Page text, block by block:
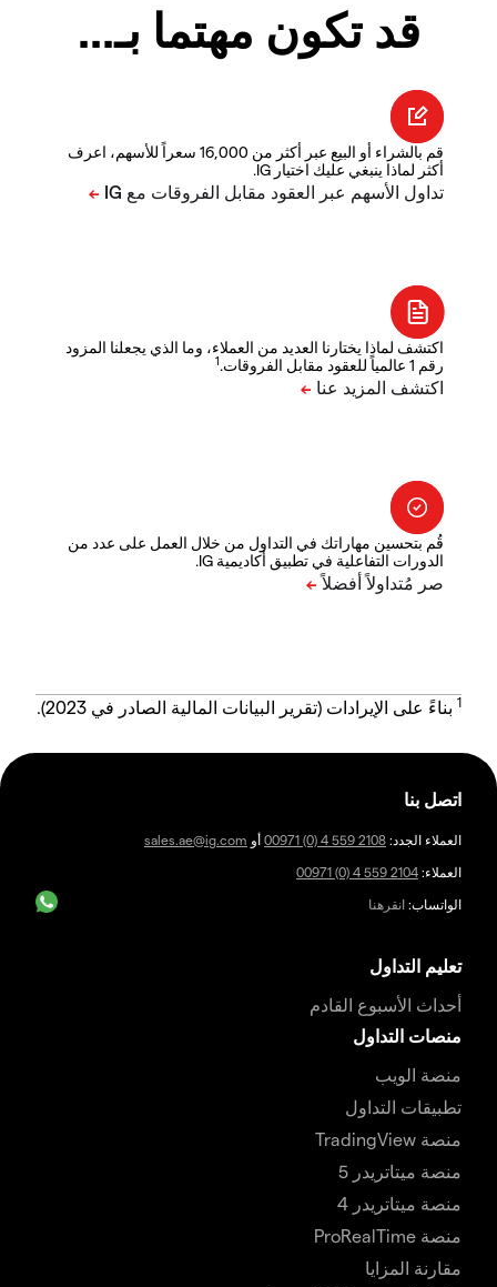
قد تكون مهتما بـ...
قم بالشراء أو البيع عبر أكثر من 16,000 سعراً للأسهم، اعرف
أكثر لماذا ينبغي عليك اختيار IG.
اكتشف لماذا يختارنا العديد من العملاء، وما الذي يجعلنا المزود
رقم 1 عالمياً للعقود مقابل الفروقات.
1
قُم بتحسين مهاراتك في التداول من خلال العمل على عدد من
الدورات التفاعلية في تطبيق أكاديمية IG.
1 بناءً على الإيرادات (تقرير البيانات المالية الصادر في 2023).
اتصل بنا
العملاء الجدد: 00971 (0) 4 559 2108 أو sales.ae@ig.com
العملاء: 00971 (0) 4 559 2104
الواتساب: انقرهنا
تعليم التداول
أحداث الأسبوع القادم
منصات التداول
منصة الويب
تطبيقات التداول
منصة TradingView
منصة ميتاتريدر 5
منصة ميتاتريدر 4
منصة ProRealTime
مقارنة المزايا